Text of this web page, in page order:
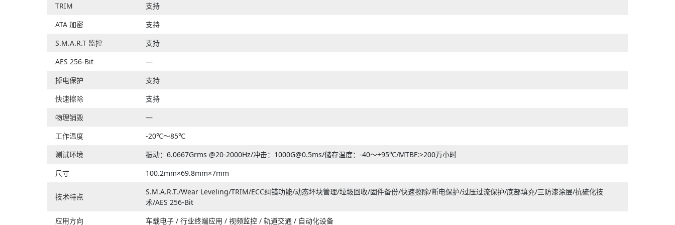
TRIM
支持
ATA 加密
支持
S.M.A.R.T 监控
支持
AES 256-Bit
—
掉电保护
支持
快速擦除
支持
物理销毁
—
工作温度
-20℃～85℃
测试环境
振动：6.0667Grms @20-2000Hz/冲击：1000G@0.5ms/储存温度：-40～+95℃/MTBF:>200万小时
尺寸
100.2mm×69.8mm×7mm
技术特点
S.M.A.R.T./Wear Leveling/TRIM/ECC纠错功能/动态坏块管理/垃圾回收/固件备份/快速擦除/断电保护/过压过流保护/底部填充/三防漆涂层/抗硫化技
术/AES 256-Bit
应用方向
车载电子 / 行业终端应用 / 视频监控 / 轨道交通 / 自动化设备